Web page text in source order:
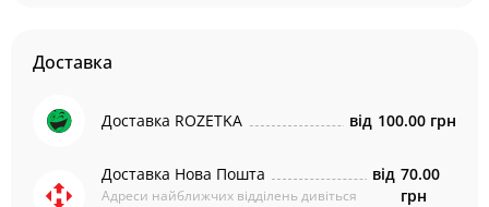
Доставка
Доставка ROZETKA від 100.00 грн
Доставка Нова Пошта
Адреси найближчих відділень дивіться
від 70.00
грн